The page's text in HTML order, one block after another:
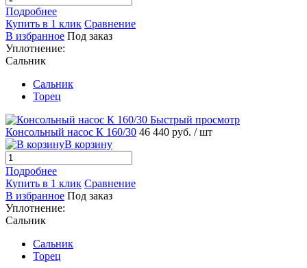
Подробнее
Купить в 1 клик Сравнение
В избранное Под заказ
Уплотнение:
Сальник
Сальник
Торец
Быстрый просмотр
Консольный насос К 160/30 46 440 руб. / шт
В корзину
Подробнее
Купить в 1 клик Сравнение
В избранное Под заказ
Уплотнение:
Сальник
Сальник
Торец